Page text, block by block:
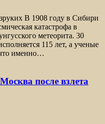
В 1908 году в Сибири
катастрофа в
метеорита. 30
115 лет, а ученые
что именно…
после взлета